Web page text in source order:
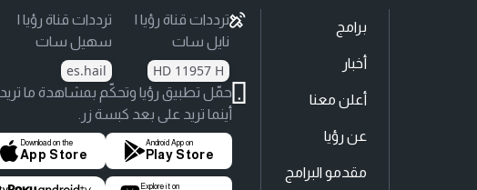
برامج
أخبار
أعلن معنا
عن رؤيا
مقدمو البرامج
ترددات قناة رؤيا |
نايل سات
HD 11957 H
ترددات قناة رؤيا |
سهيل سات
es.hail
حمّل تطبيق رؤيا وتحكّم بمشاهدة ما تريد
أينما تريد على بعد كبسة زر.
Android App on
Play Store
Download on the
App Store
Explore it on